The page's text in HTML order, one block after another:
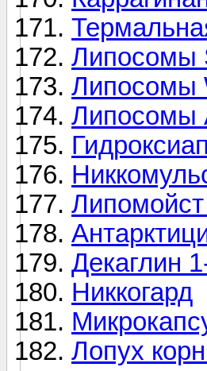
Липосомы
Липосомы
Декаглин
Никкогард
Лопух